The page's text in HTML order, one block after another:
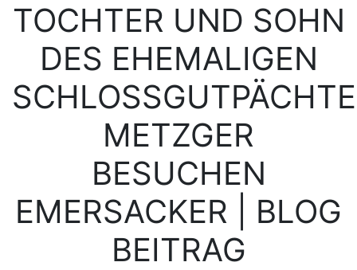
TOCHTER UND SOHN
DES EHEMALIGEN
METZGER
BESUCHEN
EMERSACKER | BLOG
BEITRAG